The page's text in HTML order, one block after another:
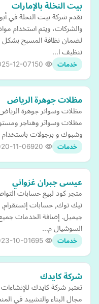
بيت النخلة بالإمارات
تقدم شركة بيت النخلة في
والشركات، ويتم استخدام
لضمان نظافة المسبح
تنظيف ا…
خدمات 12-07
مظلات جوهرة الرياض
مظلات وسواتر جوهرة
مظلات وسواتر وهناجر
وشبوك و برجولات باستخدام
خدمات 11-06
عيسى جبران غزواني
متجر كود لبيع حسابات
تيك توك, حسابات
جيميل. إضافة الخدمات
السوشيال م…
خدمات 10-01
شركة كايدك
تعتبر شركة كايدك
مجال البناء والتشييد في